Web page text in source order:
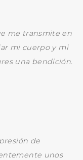
me transmite en
mi cuerpo y mi
una bendición.
de
unos